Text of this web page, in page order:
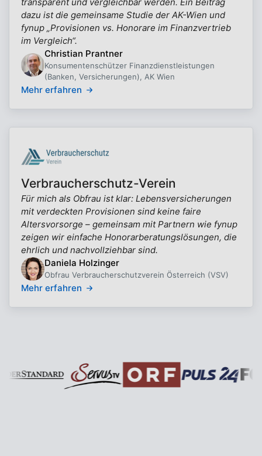
dazu ist die gemeinsame Studie der AK-Wien und
fynup „Provisionen vs. Honorare im Finanzvertrieb
im Vergleich“.
Christian Prantner
Konsumentenschützer Finanzdienstleistungen
(Banken, Versicherungen), AK Wien
Mehr erfahren
Verbraucherschutz-Verein
Für mich als Obfrau ist klar: Lebensversicherungen
mit verdeckten Provisionen sind keine faire
Altersvorsorge – gemeinsam mit Partnern wie fynup
zeigen wir einfache Honorarberatungslösungen, die
ehrlich und nachvollziehbar sind.
Daniela Holzinger
Obfrau Verbraucherschutzverein Österreich (VSV)
Mehr erfahren